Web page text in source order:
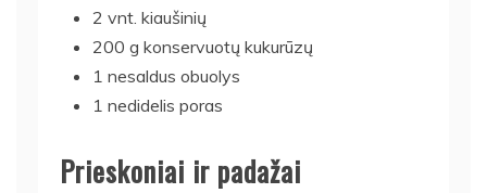
2 vnt. kiaušinių
200 g konservuotų kukurūzų
1 nesaldus obuolys
1 nedidelis poras
Prieskoniai ir padažai